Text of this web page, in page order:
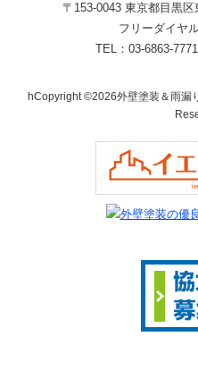
〒153-0043 東京都目黒区
フリーダイヤ
TEL：03-6863-
hCopyright ©2026外壁塗装＆雨漏